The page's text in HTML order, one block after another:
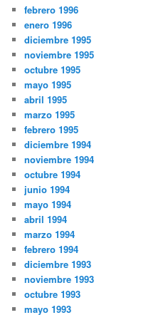
febrero 1996
enero 1996
diciembre 1995
noviembre 1995
octubre 1995
mayo 1995
abril 1995
marzo 1995
febrero 1995
diciembre 1994
noviembre 1994
octubre 1994
junio 1994
mayo 1994
abril 1994
marzo 1994
febrero 1994
diciembre 1993
noviembre 1993
octubre 1993
mayo 1993